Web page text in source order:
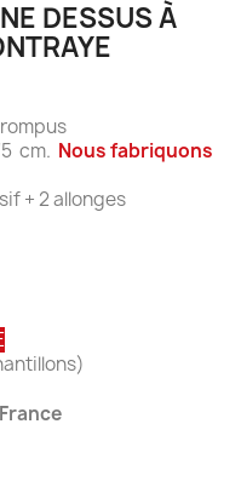
DESSUS À
rompus
cm. Nous fabriquons
+ 2 allonges